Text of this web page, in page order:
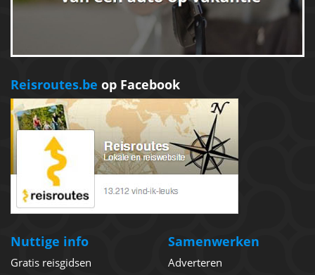
Reisroutes.be op Facebook
Nuttige info
Gratis reisgidsen
Samenwerken
Adverteren